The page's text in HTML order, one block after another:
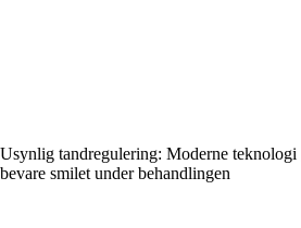
Usynlig tandregulering: Moderne teknologi
bevare smilet under behandlingen